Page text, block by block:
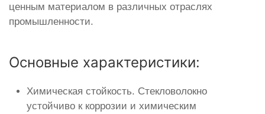
ценным материалом в различных отраслях
промышленности.
Основные характеристики:
Химическая стойкость. Стекловолокно
устойчиво к коррозии и химическим